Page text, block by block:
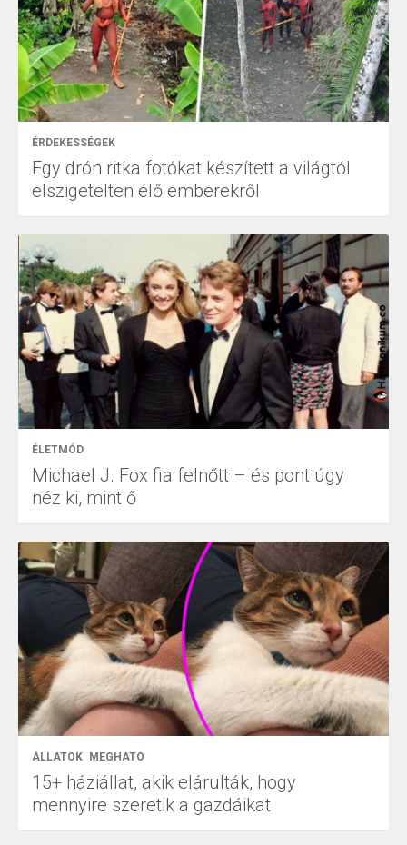
ÉRDEKESSÉGEK
Egy drón ritka fotókat készített a világtól
elszigetelten élő emberekről
ÉLETMÓD
Michael J. Fox fia felnőtt – és pont úgy
néz ki, mint ő
ÁLLATOK MEGHATÓ
15+ háziállat, akik elárulták, hogy
mennyire szeretik a gazdáikat